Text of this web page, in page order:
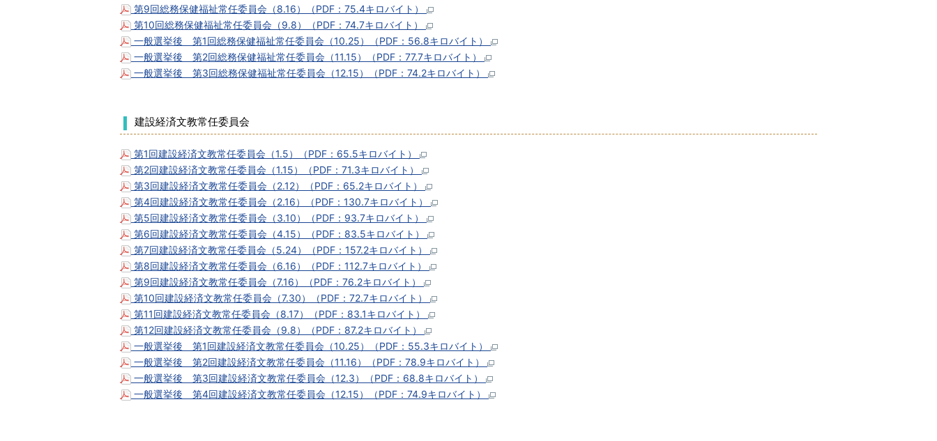
第9回総務保健福祉常任委員会（8.16）（PDF：75.4キロバイト）
第10回総務保健福祉常任委員会（9.8）（PDF：74.7キロバイト）
一般選挙後 第1回総務保健福祉常任委員会（10.25）（PDF：56.8キロバイト）
一般選挙後 第2回総務保健福祉常任委員会（11.15）（PDF：77.7キロバイト）
一般選挙後 第3回総務保健福祉常任委員会（12.15）（PDF：74.2キロバイト）
建設経済文教常任委員会
第1回建設経済文教常任委員会（1.5）（PDF：65.5キロバイト）
第2回建設経済文教常任委員会（1.15）（PDF：71.3キロバイト）
第3回建設経済文教常任委員会（2.12）（PDF：65.2キロバイト）
第4回建設経済文教常任委員会（2.16）（PDF：130.7キロバイト）
第5回建設経済文教常任委員会（3.10）（PDF：93.7キロバイト）
第6回建設経済文教常任委員会（4.15）（PDF：83.5キロバイト）
第7回建設経済文教常任委員会（5.24）（PDF：157.2キロバイト）
第8回建設経済文教常任委員会（6.16）（PDF：112.7キロバイト）
第9回建設経済文教常任委員会（7.16）（PDF：76.2キロバイト）
第10回建設経済文教常任委員会（7.30）（PDF：72.7キロバイト）
第11回建設経済文教常任委員会（8.17）（PDF：83.1キロバイト）
第12回建設経済文教常任委員会（9.8）（PDF：87.2キロバイト）
一般選挙後 第1回建設経済文教常任委員会（10.25）（PDF：55.3キロバイト）
一般選挙後 第2回建設経済文教常任委員会（11.16）（PDF：78.9キロバイト）
一般選挙後 第3回建設経済文教常任委員会（12.3）（PDF：68.8キロバイト）
一般選挙後 第4回建設経済文教常任委員会（12.15）（PDF：74.9キロバイト）